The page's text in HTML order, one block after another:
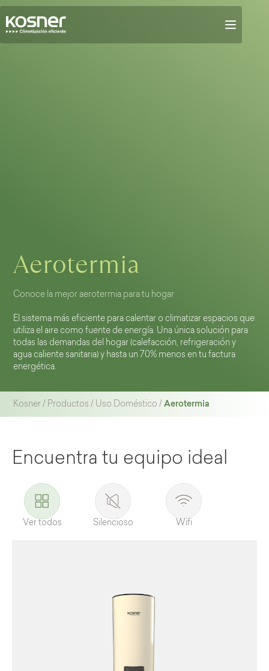
Aerotermia
Conoce la mejor aerotermia para tu hogar
El sistema más eficiente para calentar o climatizar espacios que
utiliza el aire como fuente de energía. Una única solución para
todas las demandas del hogar (calefacción, refrigeración y
agua caliente sanitaria) y hasta un 70% menos en tu factura
energética.
Kosner / Productos / Uso Doméstico /Aerotermia
Encuentra tu equipo ideal
Ver todos Silencioso Wifi